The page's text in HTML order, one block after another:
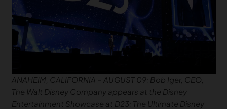
ANAHEIM, CALIFORNIA – AUGUST 09: Bob Iger, CEO,
The Walt Disney Company appears at the Disney
Entertainment Showcase at D23: The Ultimate Disney